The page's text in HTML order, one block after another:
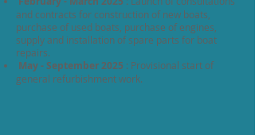
and contracts for construction of new boats,
purchase of used boats, purchase of engines,
supply and installation of spare parts for boat
repairs.
May - September 2025 : Provisional start of
general refurbishment work.